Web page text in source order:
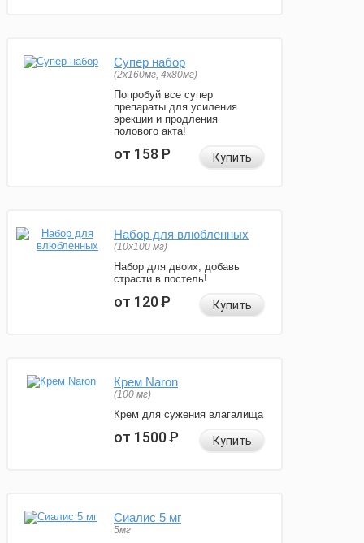
Супер набор
(2х160мг, 4х80мг)
Попробуй все супер
препараты для усиления
эрекции и продления
полового акта!
от 158Р Купить
Набор для влюбленных
(10х100 мг)
Набор для двоих, добавь
страсти в постель!
от 120Р Купить
Крем Naron
(100 мг)
Крем для сужения влагалища
от 1500Р Купить
Сиалис 5 мг
5мг